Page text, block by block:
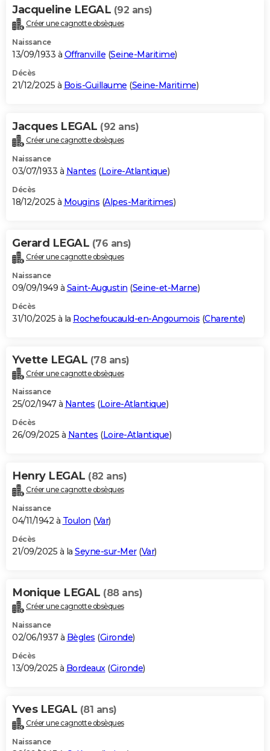
Jacqueline LEGAL (92 ans)
Créer une cagnotte obsèques
Naissance
13/09/1933 à Offranville (Seine-Maritime)
Décès
21/12/2025 à Bois-Guillaume (Seine-Maritime)
Jacques LEGAL (92 ans)
Créer une cagnotte obsèques
Naissance
03/07/1933 à Nantes (Loire-Atlantique)
Décès
18/12/2025 à Mougins (Alpes-Maritimes)
Gerard LEGAL (76 ans)
Créer une cagnotte obsèques
Naissance
09/09/1949 à Saint-Augustin (Seine-et-Marne)
Décès
31/10/2025 à la Rochefoucauld-en-Angoumois (Charente)
Yvette LEGAL (78 ans)
Créer une cagnotte obsèques
Naissance
25/02/1947 à Nantes (Loire-Atlantique)
Décès
26/09/2025 à Nantes (Loire-Atlantique)
Henry LEGAL (82 ans)
Créer une cagnotte obsèques
Naissance
04/11/1942 à Toulon (Var)
Décès
21/09/2025 à la Seyne-sur-Mer(Var)
Monique LEGAL (88 ans)
Créer une cagnotte obsèques
Naissance
02/06/1937 à Bègles (Gironde)
Décès
13/09/2025 à Bordeaux(Gironde)
Yves LEGAL (81 ans)
Créer une cagnotte obsèques
Naissance